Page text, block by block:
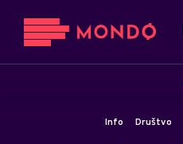
Info Društvo